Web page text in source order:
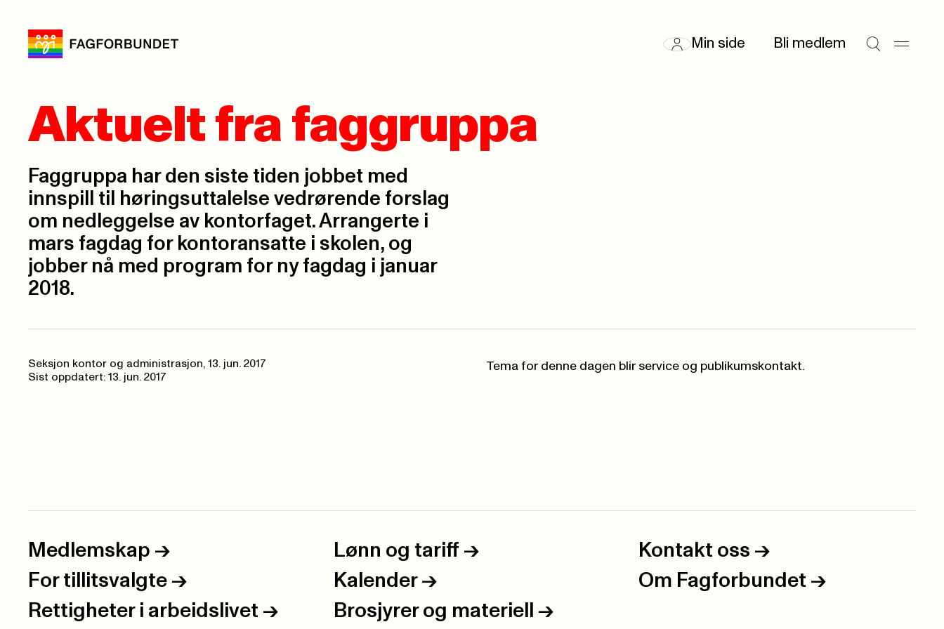
Min side Bli medlem
Aktuelt fra faggruppa
Faggruppa har den siste tiden jobbet med
innspill til høringsuttalelse vedrørende forslag
om nedleggelse av kontorfaget. Arrangerte i
mars fagdag for kontoransatte i skolen, og
jobber nå med program for ny fagdag i januar
2018.
Seksjon kontor og administrasjon, 13. jun. 2017
Sist oppdatert: 13. jun. 2017
Tema for denne dagen blir service og publikumskontakt.
Medlemskap -> Lønn og tariff -> Kontakt oss ->
For tillitsvalgte -> Kalender -> Om Fagforbundet ->
Rettigheter i arbeidslivet -> Brosjyrer og materiell ->